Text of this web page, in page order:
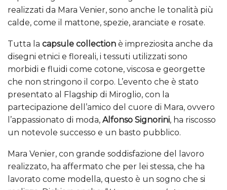
realizzati da Mara Venier, sono anche le tonalità più
calde, come il mattone, spezie, aranciate e rosate.
Tutta la capsule collection è impreziosita anche da
disegni etnici e floreali, i tessuti utilizzati sono
morbidi e fluidi come cotone, viscosa e georgette
che non stringono il corpo. L’evento che è stato
presentato al Flagship di Miroglio, con la
partecipazione dell’amico del cuore di Mara, ovvero
l’appassionato di moda, Alfonso Signorini, ha riscosso
un notevole successo e un basto pubblico.
Mara Venier, con grande soddisfazione del lavoro
realizzato, ha affermato che per lei stessa, che ha
lavorato come modella, questo è un sogno che si